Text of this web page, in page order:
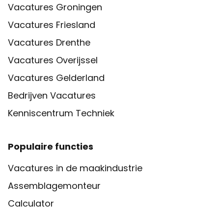
Vacatures Groningen
Vacatures Friesland
Vacatures Drenthe
Vacatures Overijssel
Vacatures Gelderland
Bedrijven Vacatures
Kenniscentrum Techniek
Populaire functies
Vacatures in de maakindustrie
Assemblagemonteur
Calculator